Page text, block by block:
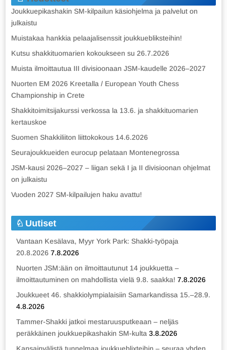
Joukkuepikashakin SM-kilpailun käsiohjelma ja palvelut on
julkaistu
Muistakaa hankkia pelaajalisenssit joukkuebliksteihin!
Kutsu shakkituomarien kokoukseen su 26.7.2026
Muista ilmoittautua III divisioonaan JSM-kaudelle 2026–2027
Nuorten EM 2026 Kreetalla / European Youth Chess
Championship in Crete
Shakkitoimitsijakurssi verkossa la 13.6. ja shakkituomarien
kertauskoe
Suomen Shakkiliiton liittokokous 14.6.2026
Seurajoukkueiden eurocup pelataan Montenegrossa
JSM-kausi 2026–2027 – liigan sekä I ja II divisioonan ohjelmat
on julkaistu
Vuoden 2027 SM-kilpailujen haku avattu!
Uutiset
Vantaan Kesälava, Myyr York Park: Shakki-työpaja
20.8.2026 7.8.2026
Nuorten JSM:ään on ilmoittautunut 14 joukkuetta –
ilmoittautuminen on mahdollista vielä 9.8. saakka! 7.8.2026
Joukkueet 46. shakkiolympialaisiin Samarkandissa 15.–28.9.
4.8.2026
Tammer-Shakki jatkoi mestaruusputkeaan – neljäs
peräkkäinen joukkuepikashakin SM-kulta 3.8.2026